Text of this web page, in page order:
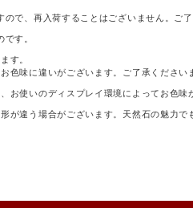
で、再入荷することはございません。ご了
す。
す。
色味に違いがございます。ご了承ください
使いのディスプレイ環境によってお色味
違う場合がございます。天然石の魅力